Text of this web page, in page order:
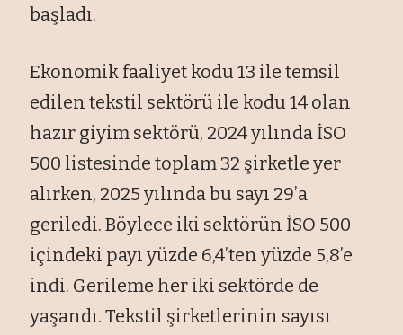
başladı.
Ekonomik faaliyet kodu 13 ile temsil
edilen tekstil sektörü ile kodu 14 olan
hazır giyim sektörü, 2024 yılında İSO
500 listesinde toplam 32 şirketle yer
alırken, 2025 yılında bu sayı 29’a
geriledi. Böylece iki sektörün İSO 500
içindeki payı yüzde 6,4’ten yüzde 5,8’e
indi. Gerileme her iki sektörde de
yaşandı. Tekstil şirketlerinin sayısı